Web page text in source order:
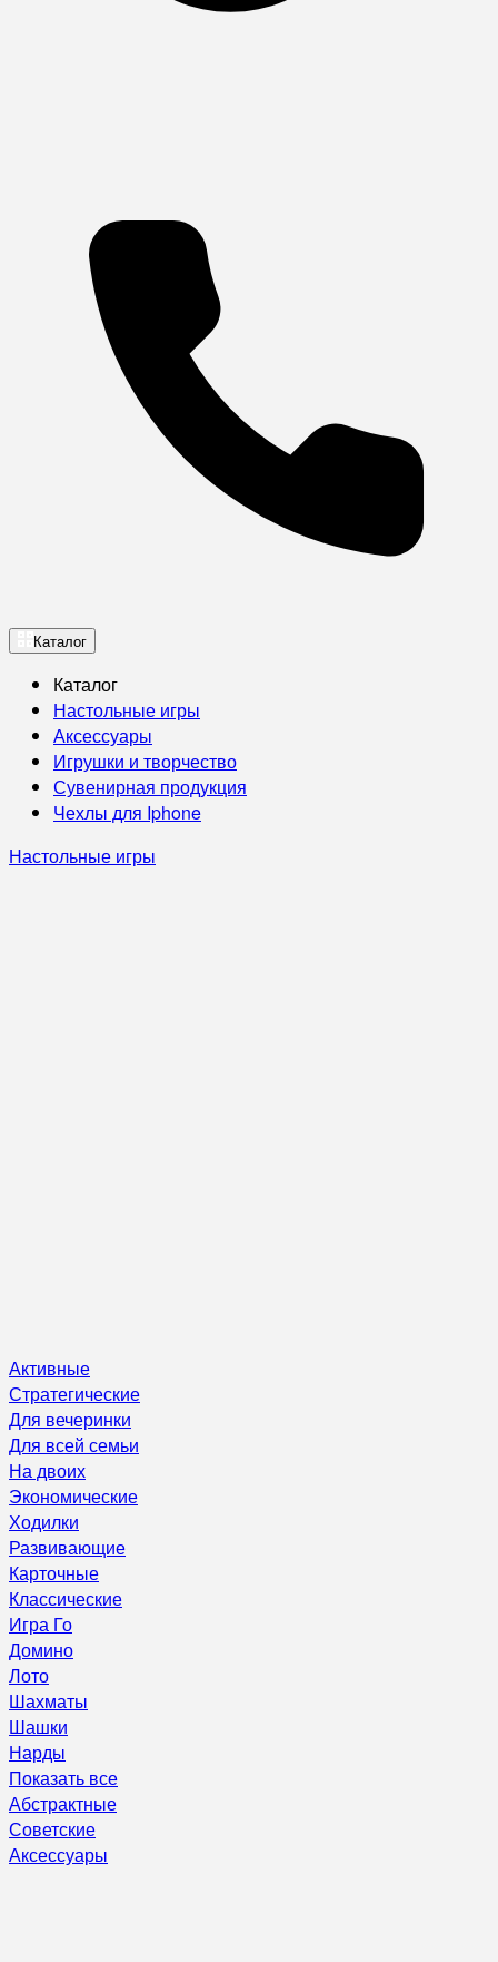
Каталог
Каталог
Настольные игры
Аксессуары
Игрушки и творчество
Сувенирная продукция
Чехлы для Iphone
Настольные игры
Активные
Стратегические
Для вечеринки
Для всей семьи
На двоих
Экономические
Ходилки
Развивающие
Карточные
Классические
Игра Го
Домино
Лото
Шахматы
Шашки
Нарды
Показать все
Абстрактные
Советские
Аксессуары